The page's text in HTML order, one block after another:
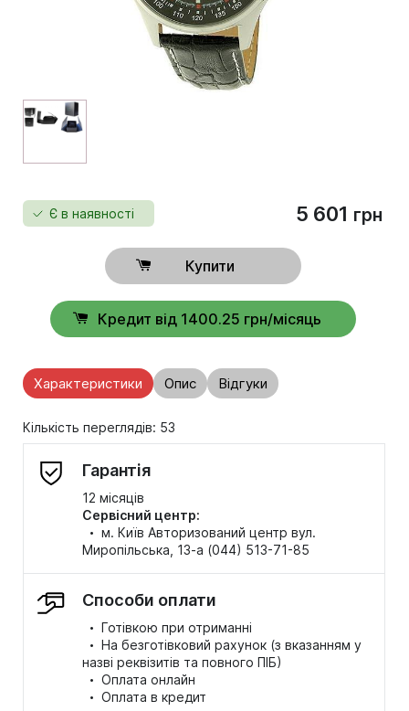
Є в наявності 5 601 грн
Купити
Кредит від 1400.25 грн/місяць
Характеристики Опис Відгуки
Кількість переглядів: 53
Гарантія
12 місяців
Сервісний центр:
· м. Київ Авторизований центр вул.
Миропільська, 13-а (044) 513-71-85
Способи оплати
· Готівкою при отриманні
· На безготівковий рахунок (з вказанням у
назві реквізитів та повного ПІБ)
· Оплата онлайн
· Оплата в кредит